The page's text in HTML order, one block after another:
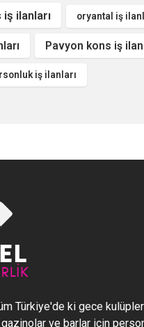
ilanları oryantal iş
Pavyon kons iş
iş ilanları
Türkiye'de ki gece
ve barlar için